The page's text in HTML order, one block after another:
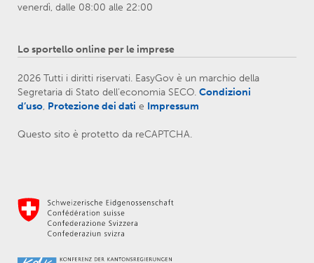
venerdì, dalle 08:00 alle 22:00
Lo sportello online per le imprese
2026 Tutti i diritti riservati. EasyGov è un marchio della
Segretaria di Stato dell’economia SECO. Condizioni
d’uso, Protezione dei dati e Impressum
Questo sito è protetto da reCAPTCHA.